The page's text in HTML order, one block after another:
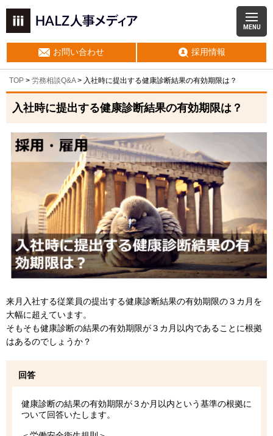
MENU
お問い合わせ 採用情報
TOP > 労務相談Q&A> 入社時に提出する健康診断結果の有効期限は？
入社時に提出する健康診断結果の有効期限は？
来月入社する従業員の提出する健康診断結果の有効期限の３カ月を
大幅に超えています。
そもそも健康診断の結果の有効期限が３カ月以内であることに根拠
はあるのでしょうか？
回答
健康診断の結果の有効期限が３か月以内という基準の根拠に
ついて回答いたします。